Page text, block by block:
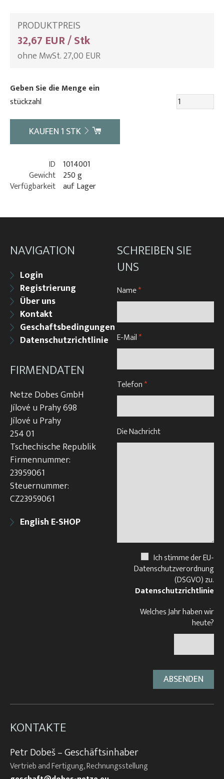
PRODUKTPREIS
32,67 EUR / Stk
ohne MwSt. 27,00 EUR
Geben Sie die Menge ein
stückzahl
KAUFEN1 STK
ID 1014001
Gewicht 250 g
Verfügbarkeit auf Lager
NAVIGATION
Login
Registrierung
Über uns
Kontakt
Geschaftsbedingungen
Datenschutzrichtlinie
FIRMENDATEN
Netze Dobes GmbH
Jílové u Prahy 698
Jílové u Prahy
254 01
Tschechische Republik
Firmennummer:
23959061
Steuernummer:
CZ23959061
English E-SHOP
SCHREIBEN SIE
UNS
Name*
E-Mail*
Telefon*
Die Nachricht
Ich stimme der EU-
Datenschutzverordnung
(DSGVO) zu.
Datenschutzrichtlinie
Welches Jahr haben wir
heute?
KONTAKTE
Petr Dobeš – Geschäftsinhaber
Vertrieb and Fertigung, Rechnungsstellung